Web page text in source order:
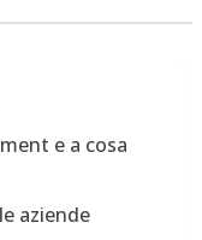
e a cosa
aziende